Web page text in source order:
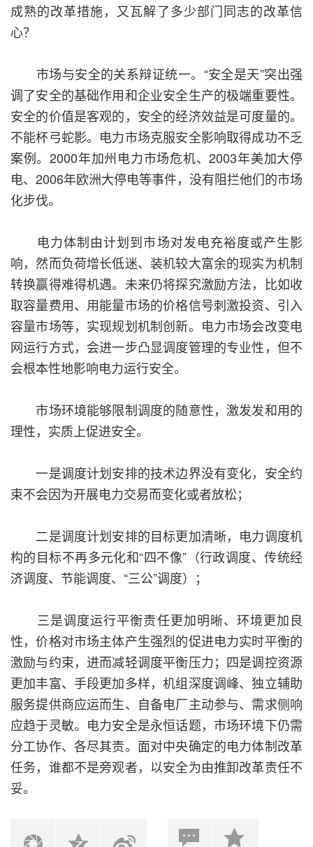
成熟的改革措施，又瓦解了多少部门同志的改革信
心？
市场与安全的关系辩证统一。“安全是天”突出强
调了安全的基础作用和企业安全生产的极端重要性。
安全的价值是客观的，安全的经济效益是可度量的。
不能杯弓蛇影。电力市场克服安全影响取得成功不乏
案例。2000年加州电力市场危机、2003年美加大停
电、2006年欧洲大停电等事件，没有阻拦他们的市场
化步伐。
电力体制由计划到市场对发电充裕度或产生影
响，然而负荷增长低迷、装机较大富余的现实为机制
转换赢得难得机遇。未来仍将探究激励方法，比如收
取容量费用、用能量市场的价格信号刺激投资、引入
容量市场等，实现规划机制创新。电力市场会改变电
网运行方式，会进一步凸显调度管理的专业性，但不
会根本性地影响电力运行安全。
市场环境能够限制调度的随意性，激发发和用的
理性，实质上促进安全。
一是调度计划安排的技术边界没有变化，安全约
束不会因为开展电力交易而变化或者放松；
二是调度计划安排的目标更加清晰，电力调度机
构的目标不再多元化和“四不像”（行政调度、传统经
济调度、节能调度、“三公”调度）；
三是调度运行平衡责任更加明晰、环境更加良
性，价格对市场主体产生强烈的促进电力实时平衡的
激励与约束，进而减轻调度平衡压力；四是调控资源
更加丰富、手段更加多样，机组深度调峰、独立辅助
服务提供商应运而生、自备电厂主动参与、需求侧响
应趋于灵敏。电力安全是永恒话题，市场环境下仍需
分工协作、各尽其责。面对中央确定的电力体制改革
任务，谁都不是旁观者，以安全为由推卸改革责任不
妥。